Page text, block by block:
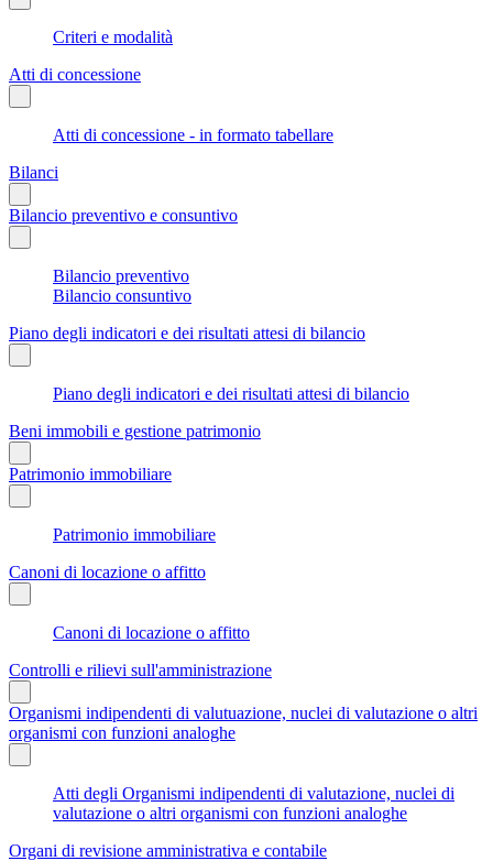
Criteri e modalità
Atti di concessione
Atti di concessione - in formato tabellare
Bilanci
Bilancio preventivo e consuntivo
Bilancio preventivo
Bilancio consuntivo
Piano degli indicatori e dei risultati attesi di bilancio
Piano degli indicatori e dei risultati attesi di bilancio
Beni immobili e gestione patrimonio
Patrimonio immobiliare
Patrimonio immobiliare
Canoni di locazione o affitto
Canoni di locazione o affitto
Controlli e rilievi sull'amministrazione
Organismi indipendenti di valutuazione, nuclei di valutazione o altri
organismi con funzioni analoghe
Atti degli Organismi indipendenti di valutazione, nuclei di
valutazione o altri organismi con funzioni analoghe
Organi di revisione amministrativa e contabile